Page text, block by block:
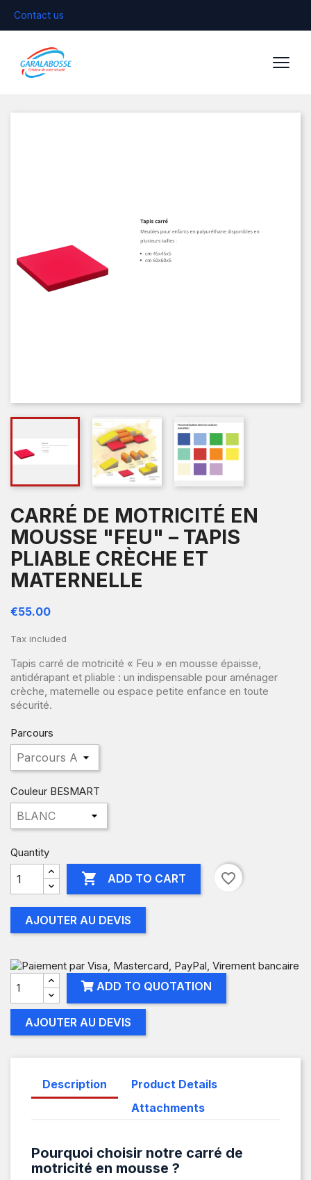
Contact us
CARRÉ DE MOTRICITÉ EN
MOUSSE "FEU" – TAPIS
PLIABLE CRÈCHE ET
MATERNELLE
€55.00
Tax included
Tapis carré de motricité « Feu » en mousse épaisse,
antidérapant et pliable : un indispensable pour aménager
crèche, maternelle ou espace petite enfance en toute
sécurité.
Parcours
Couleur BESMART
Quantity
 ADD TO CART favorite_border
AJOUTER AU DEVIS
ADD TO QUOTATION
AJOUTER AU DEVIS
Description
Product Details
Attachments
Pourquoi choisir notre carré de
motricité en mousse ?